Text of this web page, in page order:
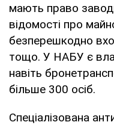
мають право
відомості про
безперешкодно
тощо. У НАБУ є
навіть
більше 300 осіб.
Спеціалізована